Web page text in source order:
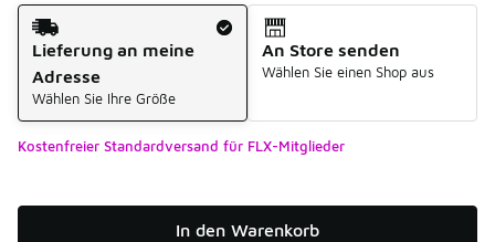
Versandart
Lieferung an meine
Adresse
Wählen Sie Ihre Größe
An Store senden
Wählen Sie einen Shop aus
Kostenfreier Standardversand für FLX-Mitglieder
In den Warenkorb